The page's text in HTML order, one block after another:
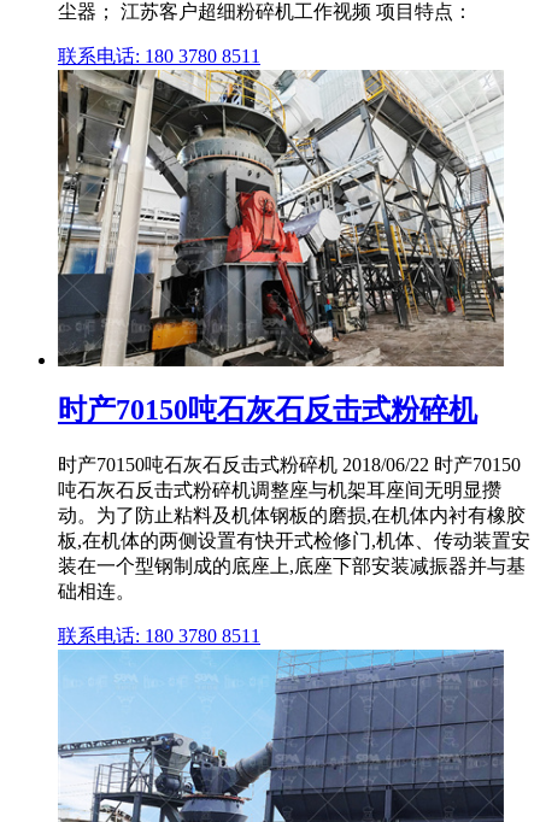
尘器； 江苏客户超细粉碎机工作视频 项目特点：
联系电话: 180 3780 8511
时产70150吨石灰石反击式粉碎机
时产70150吨石灰石反击式粉碎机 2018/06/22 时产70150
吨石灰石反击式粉碎机调整座与机架耳座间无明显攒
动。为了防止粘料及机体钢板的磨损,在机体内衬有橡胶
板,在机体的两侧设置有快开式检修门,机体、传动装置安
装在一个型钢制成的底座上,底座下部安装减振器并与基
础相连。
联系电话: 180 3780 8511